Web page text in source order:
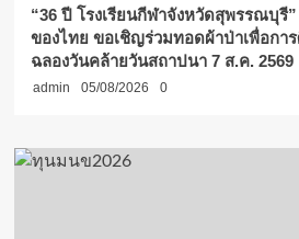
“36 ปี โรงเรียนกีฬาจังหวัดสุพรรณบุรี
ของไทย ขอเชิญร่วมทอดผ้าป่าเพื่อกา
ฉลองวันคล้ายวันสถาปนา 7 ส.ค. 2569
admin 05/08/2026 0